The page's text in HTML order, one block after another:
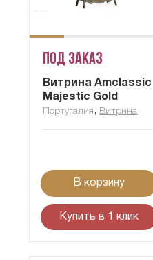
Под заказ
Витрина Amclassic
Majestic Gold
Португалия , Витрина
В корзину
Купить в 1 клик